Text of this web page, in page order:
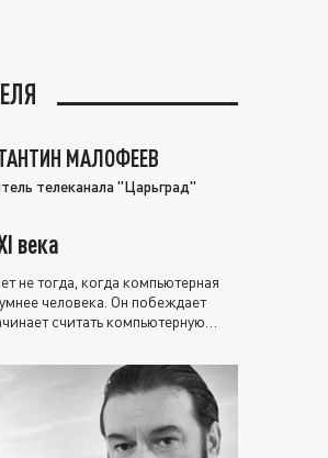
МАЛОФЕЕВ
телеканала "Царьград"
века
не тогда, когда компьютерная
человека. Он побеждает
считать компьютерную